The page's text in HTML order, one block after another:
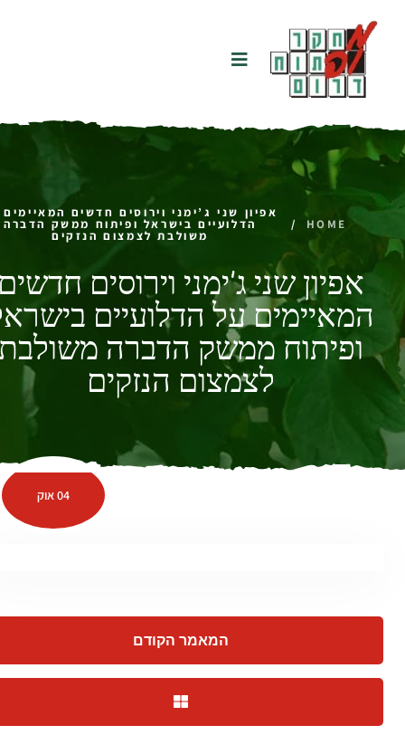
HOME
/
אפיון שני ג’ימני וירוסים חדשים
הדלועיים בישראל ופיתוח ממשק הדברה
משולבת לצמצום הנזקים
אפיון שני ג’ימני וירוסים
המאיימים על הדלועיים
ופיתוח ממשק הדברה
לצמצום הנזקים
04 אוק
המאמר הקודם